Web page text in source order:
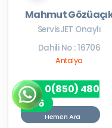
Mahmut
ServisJET Onaylı
Dahili No : 16706
Antalya
0(850) 480
7256
Hemen Ara